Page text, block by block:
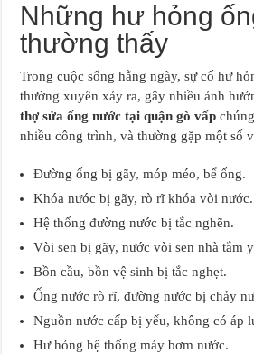
Những hư hỏng
thường thấy
Trong cuộc sống hằng ngày, sự cố hư
thường xuyên xảy ra, gây nhiều ảnh
thợ sửa ống nước tại quận gò vấp
nhiều công trình, và thường gặp một số
Đường ống bị gãy, móp méo, bể ống.
Khóa nước bị gãy, rò rĩ khóa vòi nước.
Hệ thống đường nước bị tắc nghẽn.
Vòi sen bị gãy, nước vòi sen nhà tắm
Bồn cầu, bồn vệ sinh bị tắc nghẹt.
Ống nước rò rĩ, đường nước bị chảy
Nguồn nước cấp bị yếu, không có áp
Hư hỏng hệ thống máy bơm nước.